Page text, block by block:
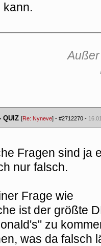
kann.
QUIZ [Re: Nyneve] - #2712270 -
Fragen sind ja
nur falsch.
Frage wie
ist der größte
zu
was da falsch